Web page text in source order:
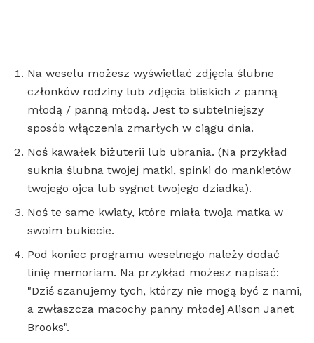
Na weselu możesz wyświetlać zdjęcia ślubne
członków rodziny lub zdjęcia bliskich z panną
młodą / panną młodą. Jest to subtelniejszy
sposób włączenia zmarłych w ciągu dnia.
Noś kawałek biżuterii lub ubrania. (Na przykład
suknia ślubna twojej matki, spinki do mankietów
twojego ojca lub sygnet twojego dziadka).
Noś te same kwiaty, które miała twoja matka w
swoim bukiecie.
Pod koniec programu weselnego należy dodać
linię memoriam. Na przykład możesz napisać:
"Dziś szanujemy tych, którzy nie mogą być z nami,
a zwłaszcza macochy panny młodej Alison Janet
Brooks".